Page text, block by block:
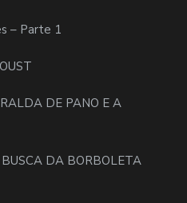
– Parte 1
DE PANO E A
DA BORBOLETA